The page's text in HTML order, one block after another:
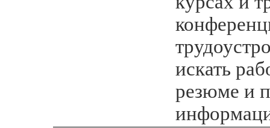
искать
резюме и